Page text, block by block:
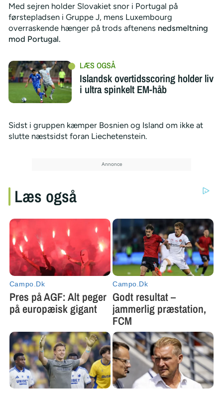
Med sejren holder Slovakiet snor i Portugal på
førstepladsen i Gruppe J, mens Luxembourg
overraskende hænger på trods aftenens nedsmeltning
mod Portugal.
Islandsk overtidsscoring holder liv
i ultra spinkelt EM-håb
Sidst i gruppen kæmper Bosnien og Island om ikke at
slutte næstsidst foran Liechetenstein.